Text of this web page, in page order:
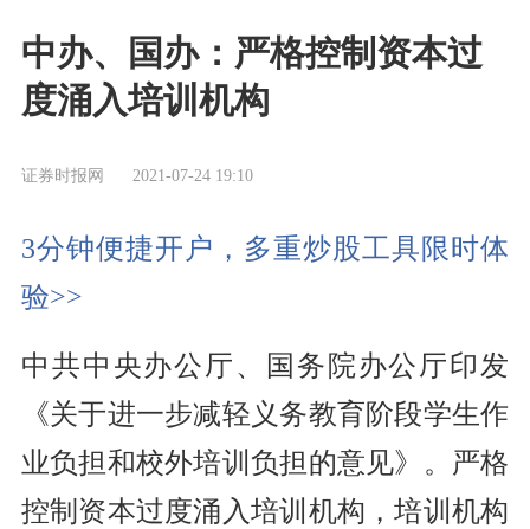
中办、国办：严格控制资本过
度涌入培训机构
证券时报网 2021-07-24 19:10
3分钟便捷开户，多重炒股工具限时体
验>>
中共中央办公厅、国务院办公厅印发
《关于进一步减轻义务教育阶段学生作
业负担和校外培训负担的意见》。严格
控制资本过度涌入培训机构，培训机构